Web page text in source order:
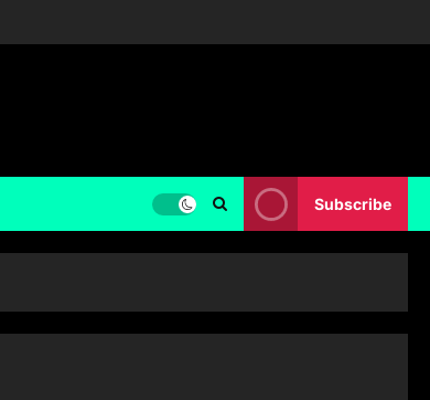
Subscribe